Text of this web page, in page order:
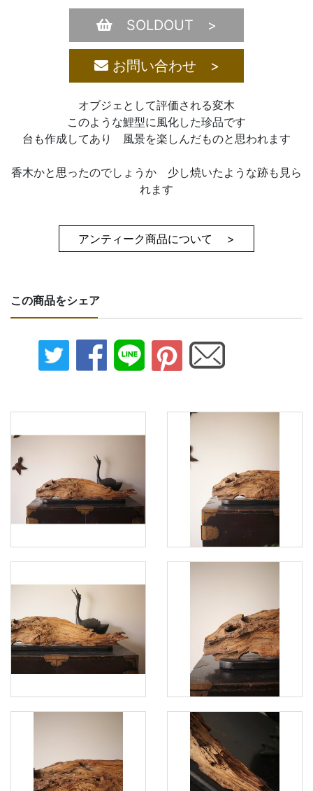
SOLDOUT >
お問い合わせ >
オブジェとして評価される変木
このような鯉型に風化した珍品です
台も作成してあり 風景を楽しんだものと思われます
香木かと思ったのでしょうか 少し焼いたような跡も見ら
れます
アンティーク商品について >
この商品をシェア